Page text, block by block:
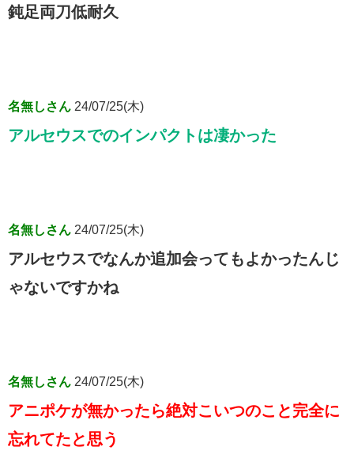
鈍足両刀低耐久
名無しさん 24/07/25(木)
アルセウスでのインパクトは凄かった
名無しさん 24/07/25(木)
アルセウスでなんか追加会ってもよかったんじ
ゃないですかね
名無しさん 24/07/25(木)
アニポケが無かったら絶対こいつのこと完全に
忘れてたと思う